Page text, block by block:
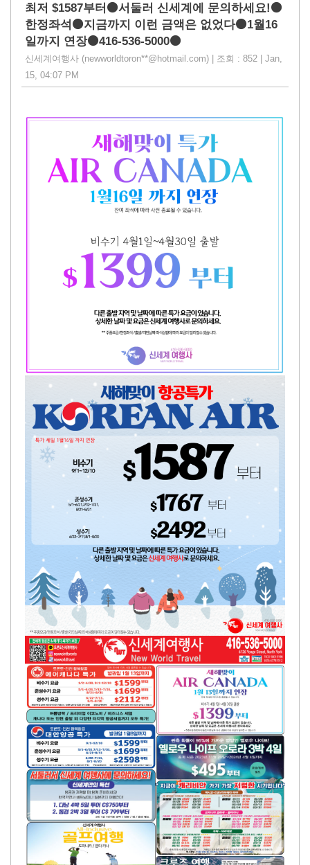
최저 $1587부터⚫서둘러 신세계에 문의하세요!⚫
한정좌석⚫지금까지 이런 금액은 없었다⚫1월16
일까지 연장⚫416-536-5000⚫
신세계여행사 (newworldtoron**@hotmail.com) | 조회 : 852 | Jan,
15, 04:07 PM